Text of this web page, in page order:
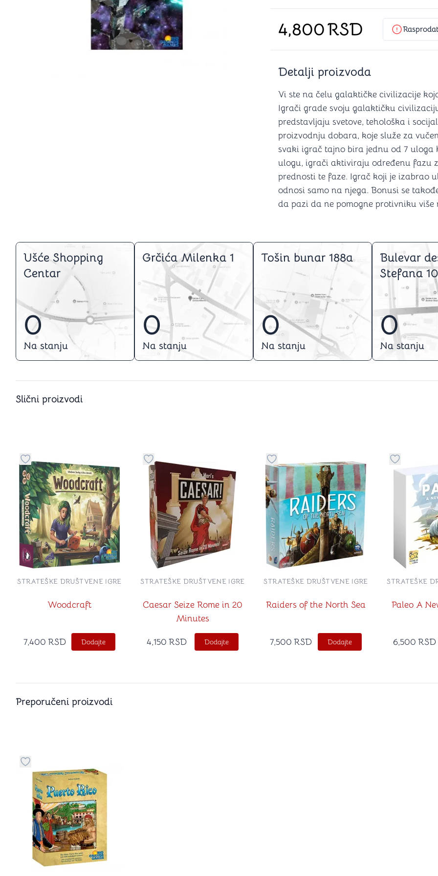
Puzzle 1000 delova
Puzzle 2000 delova
(TCG)
Yu-Gi-Oh
Šah
4 u 1 igre
Backgammon (Tavla)
Podloge
Zaštite za
Kockice
Kutijice
Mozgalice
Hanayama
Kocke
Ostale mozgalice
Stripovi
4,800RSD
Detalji proizvoda
Vi ste na čelu galaktičke civilizacije
Igrači grade svoju galaktičku
predstavljaju svetove, tehološka i
proizvodnju dobara, koje služe za
svaki igrač tajno bira jednu od 7
ulogu, igrači aktiviraju određenu fazu
prednosti te faze. Igrač koji je izabrao
odnosi samo na njega. Bonusi se
da pazi da ne pomogne protivniku
Ušće Shopping
Centar
0
Na stanju
Grčića Milenka 1
0
Na stanju
Tošin bunar 188a
0
Na stanju
Bulevar
Stefana
0
Na stanju
Slični proizvodi
Dugme za dodavanje stvari u kategoriju omiljeno
Woodcraft
STRATEŠKE DRUŠTVENE IGRE
7,400 RSD Dodajte
Dugme za dodavanje stvari u kategoriju omiljeno
Caesar Seize Rome in 20
Minutes
STRATEŠKE DRUŠTVENE IGRE
4,150 RSD Dodajte
Dugme za dodavanje stvari u kategoriju omiljeno
Raiders of the North Sea
STRATEŠKE DRUŠTVENE IGRE
7,500 RSD Dodajte
Dugme za
Paleo A
STRATEŠKE
6,500 RSD
Preporučeni proizvodi
Dugme za dodavanje stvari u kategoriju omiljeno